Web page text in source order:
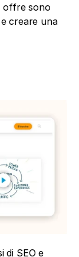
offre sono
creare una
di SEO e